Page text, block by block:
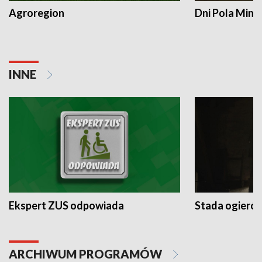
Agroregion Dni Pola
INNE
Ekspert ZUS odpowiada Stada
ARCHIWUM PROGRAMÓW